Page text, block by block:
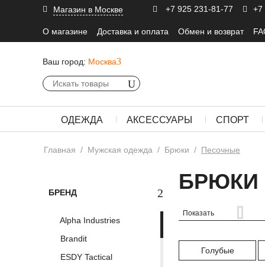
Магазин в Москве +7 925 231-81-77 +7
О магазине Доставка и оплата Обмен и возврат
Ваш город: Москва
ОДЕЖДА АКСЕССУАРЫ СПОРТ
Главная / Мужская одежда / Брюки / Песочные
БРЕНД
Alpha Industries
Brandit
ESDY Tactical
БРЮКИ
Показать
Голубые